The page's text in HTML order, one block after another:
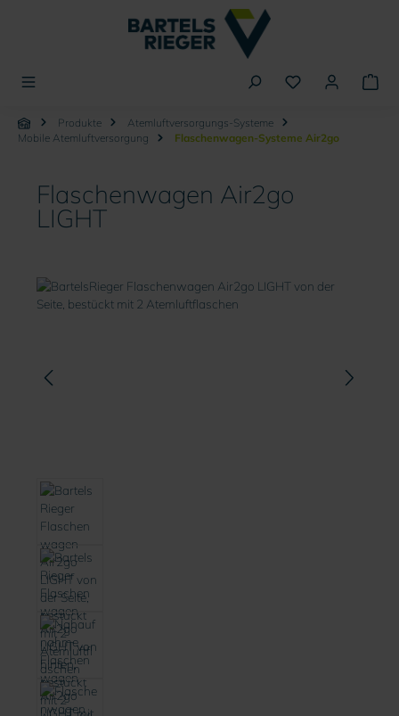
Produkte
Atemluftversorgungs-Systeme
Mobile Atemluftversorgung
Flaschenwagen-Systeme Air2go
Flaschenwagen Air2go
LIGHT
Bildergalerie überspringen